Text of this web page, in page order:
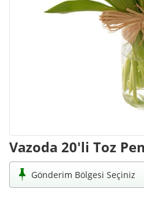
Vazoda 20'li Toz
Gönderim Bölgesi Seçiniz